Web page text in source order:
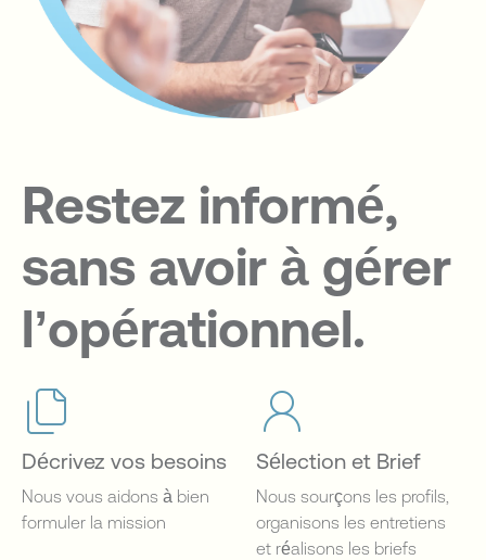
Restez informé,
sans avoir à gérer
l’opérationnel.
Décrivez vos besoins
Nous vous aidons à bien
formuler la mission
Sélection et Brief
Nous sourçons les profils,
organisons les entretiens
et réalisons les briefs